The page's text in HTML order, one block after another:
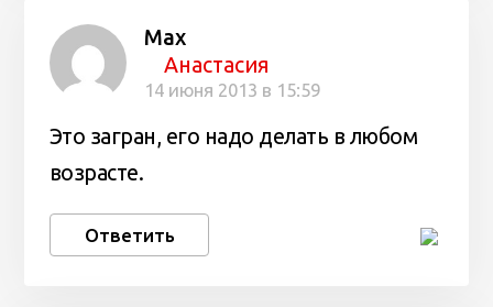
Max
Анастасия
14 июня 2013 в 15:59
Это загран, его надо делать в любом
возрасте.
Ответить